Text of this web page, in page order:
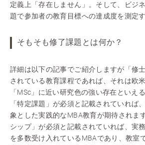
定義上「存在しません」。そして、ビジ
題で参加者の教育目標への達成度を測定
そもそも修了課題とは何か？
詳細は以下の記事でご紹介しますが「修
されている教育課程であれば、それは欧
「MSc」に近い研究色の強い存在といえ
「特定課題」が必須と記載されていれば
象とした実践的なMBA教育が期待されま
シップ」が必須と記載されていれば、実
を多数受け入れているMBAであり、教室